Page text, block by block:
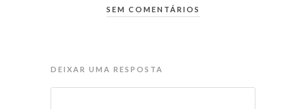
SEM COMENTÁRIOS
DEIXAR UMA RESPOSTA